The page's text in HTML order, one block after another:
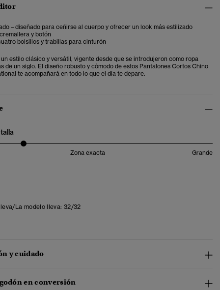
– diseñado para ceñirse al cuerpo y ofrecer un look más estilizado
y botón
bolsillos y trabillas para cinturón
estilo clásico y versátil, vigente desde que se introdujeron como ropa
de un siglo. El diseño robusto y cómodo de estos Pantalones Cortos Chino
te acompañará en todo lo que el día te depare.
Zona exacta Grande
La modelo lleva: 32/32
y cuidado
en conversión